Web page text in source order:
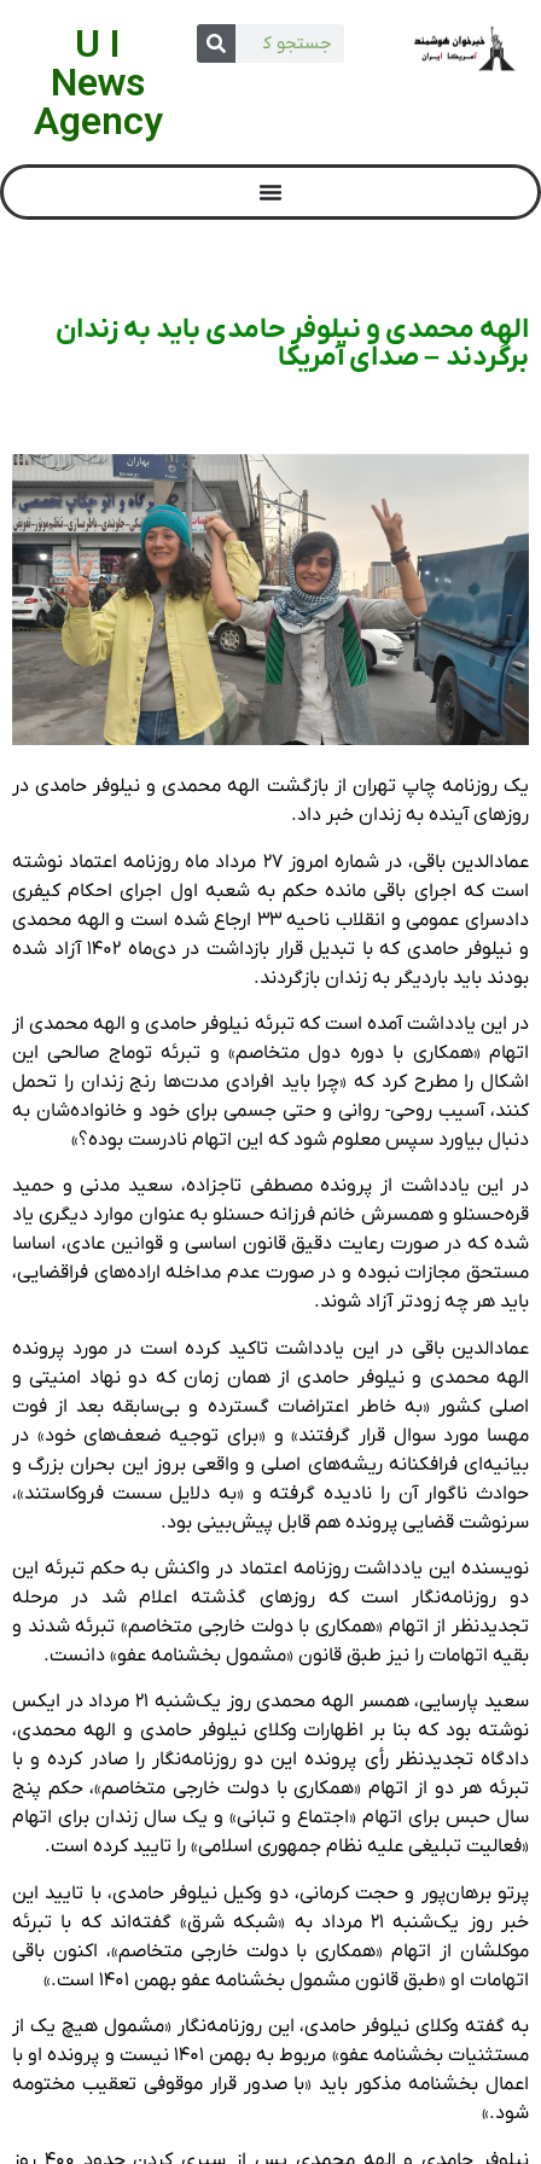
U I
News
Agency
الهه محمدی و نیلوفر حامدی باید به زندان
برگردند – صدای آمریکا
یک روزنامه چاپ تهران از بازگشت الهه محمدی و نیلوفر حامدی در
روزهای آینده به زندان خبر داد.
عمادالدین باقی، در شماره امروز ۲۷ مرداد ماه روزنامه اعتماد نوشته
است که اجرای باقی مانده حکم به شعبه اول اجرای احکام کیفری
دادسرای عمومی و انقلاب ناحیه ۳۳ ارجاع شده است و الهه محمدی
و نیلوفر حامدی که با تبدیل قرار بازداشت در دی‌ماه ۱۴۰۲ آزاد شده
بودند باید باردیگر به زندان بازگردند.
در این یادداشت آمده است که تبرئه نیلوفر حامدی و الهه محمدی از
اتهام «همکاری با دوره دول متخاصم» و تبرئه توماج صالحی این
اشکال را مطرح کرد که «چرا باید افرادی مدت‌ها رنج زندان را تحمل
کنند، آسیب روحی- روانی و حتی جسمی برای خود و خانواده‌شان به
دنبال بیاورد سپس معلوم شود که این اتهام نادرست بوده؟»
در این یادداشت از پرونده مصطفی تاجزاده، سعید مدنی و حمید
قره‌حسنلو و همسرش خانم فرزانه حسنلو به عنوان موارد دیگری یاد
شده که در صورت رعایت دقیق قانون اساسی و قوانین عادی، اساسا
مستحق مجازات نبوده و در صورت عدم مداخله اراده‌های فراقضایی،
باید هر چه زودتر آزاد شوند.
عماد‌الدین باقی در این یادداشت تاکید کرده است در مورد پرونده
الهه محمدی و نیلوفر حامدی از همان زمان که دو نهاد امنیتی و
اصلی کشور «به خاطر اعتراضات گسترده و بی‌سابقه بعد از فوت
مهسا مورد سوال قرار گرفتند» و «برای توجیه ضعف‌های خود» در
بیانیه‌ای فرافکنانه ریشه‌های اصلی و واقعی بروز این بحران بزرگ و
حوادث ناگوار آن را نادیده گرفته و «به دلایل سست فروکاستند»،
سرنوشت قضایی پرونده هم قابل پیش‌بینی بود.
نویسنده این یادداشت روزنامه اعتماد در واکنش به حکم تبرئه این
دو روزنامه‌نگار است که روزهای گذشته اعلام شد در مرحله
تجدیدنظر از اتهام «همکاری با دولت خارجی متخاصم» تبرئه شدند و
بقیه اتهامات را نیز طبق قانون «مشمول بخشنامه عفو» دانست.
سعید پارسایی، همسر الهه محمدی روز یک‌شنبه ۲۱ مرداد در ایکس
نوشته بود که بنا بر اظهارات وکلای نیلوفر حامدی و الهه محمدی،
دادگاه تجدیدنظر رأی پرونده این دو روزنامه‌نگار را صادر کرده و با
تبرئه هر دو از اتهام «همکاری با دولت خارجی متخاصم»، حکم پنج
سال حبس برای اتهام «اجتماع و تبانی» و یک سال زندان برای اتهام
«فعالیت تبلیغی علیه نظام جمهوری اسلامی» را تایید کرده است.
پرتو برهان‌پور و حجت کرمانی، دو وکیل نیلوفر حامدی، با تایید این
خبر روز یک‌شنبه ۲۱ مرداد به «شبکه شرق» گفته‌اند که با تبرئه
موکلشان از اتهام «همکاری با دولت خارجی متخاصم»، اکنون باقی
اتهامات او «طبق قانون مشمول بخشنامه عفو بهمن ۱۴۰۱ است.»
به گفته وکلای نیلوفر حامدی، این روزنامه‌نگار «مشمول هیچ یک از
مستثنیات بخشنامه عفو» مربوط به بهمن ۱۴۰۱ نیست و پرونده او با
اعمال بخشنامه مذکور باید «با صدور قرار موقوفی تعقیب مختومه
شود.»